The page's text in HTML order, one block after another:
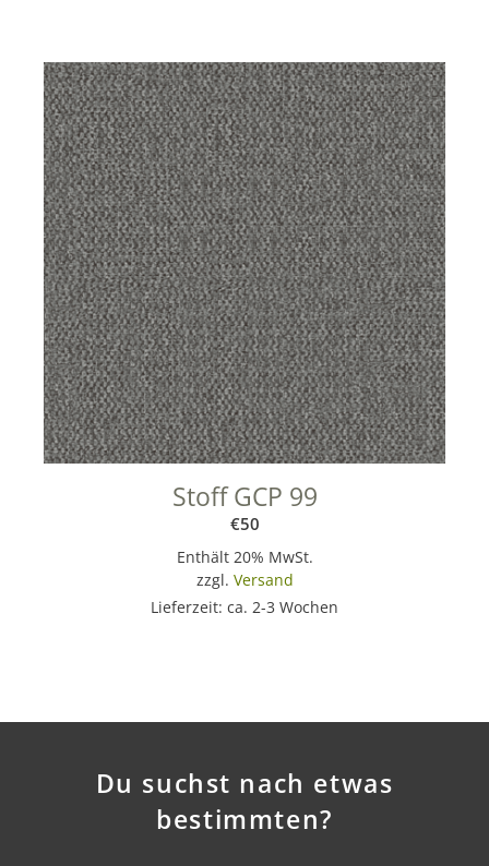
Stoff GCP 99
€50
Enthält 20% MwSt.
zzgl. Versand
Lieferzeit: ca. 2-3 Wochen
Du suchst nach etwas
bestimmten?